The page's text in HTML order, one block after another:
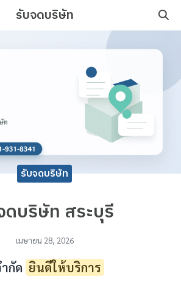
รับจดบริษัท
ครบ
รับจดบริษัท
ดบริษัท สระบุรี
เมษายน 28, 2026
กัด ยินดีให้บริการ